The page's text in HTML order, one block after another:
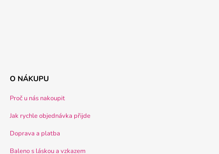
O NÁKUPU
Proč u nás nakoupit
Jak rychle objednávka přijde
Doprava a platba
Baleno s láskou a vzkazem